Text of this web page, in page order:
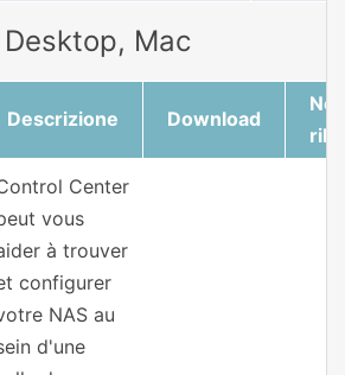
Mac
Descrizione Download
Center
vous
à trouver
configurer
NAS au
d'une